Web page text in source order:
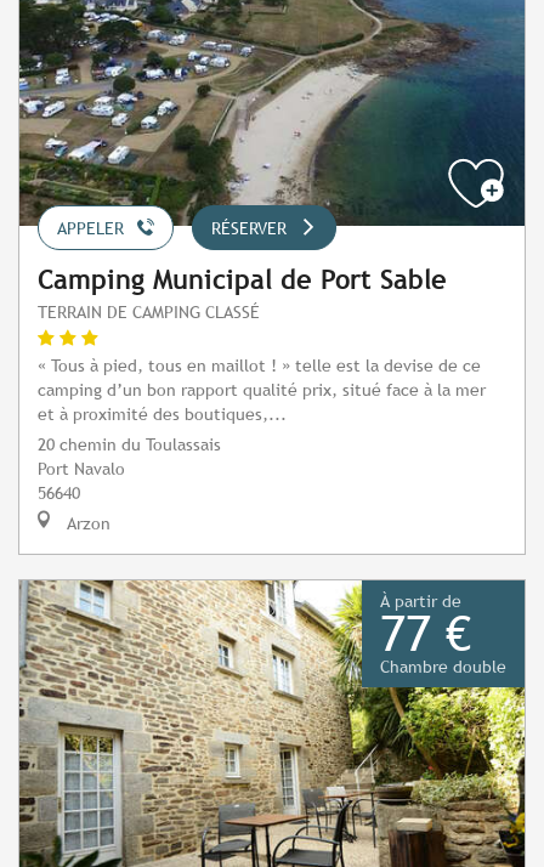
APPELER RÉSERVER
Camping Municipal de Port Sable
TERRAIN DE CAMPING CLASSÉ
« Tous à pied, tous en maillot ! » telle est la devise de ce
camping d’un bon rapport qualité prix, situé face à la mer
et à proximité des boutiques,...
20 chemin du Toulassais
Port Navalo
56640
Arzon
À partir de
77 €
Chambre double